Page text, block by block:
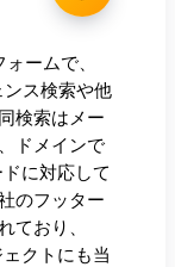
ームで、
ンス検索や他
検索はメー
ドメインで
に対応して
のフッター
ており、
クトにも当